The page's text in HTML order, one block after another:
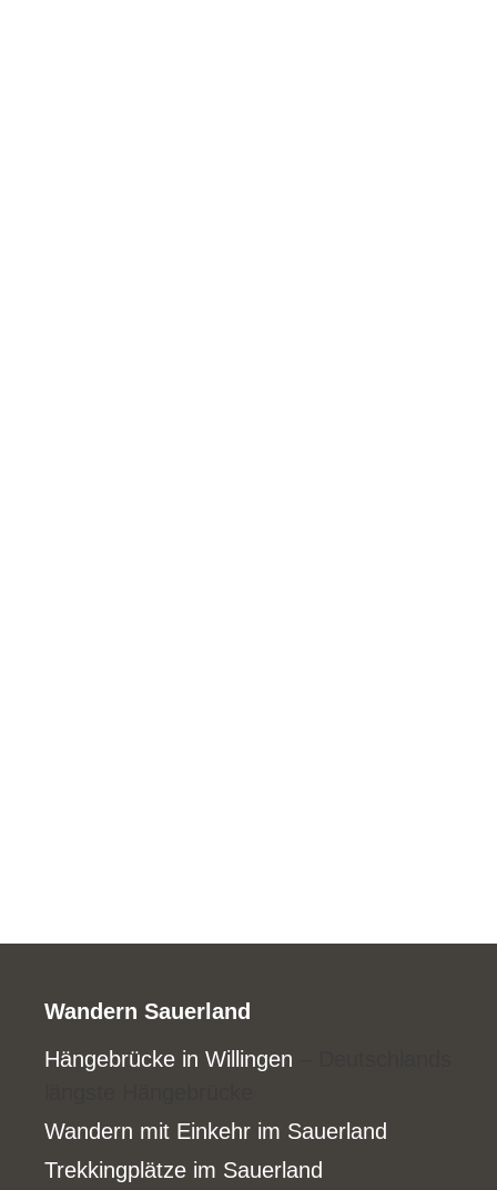
Wandern Sauerland
Hängebrücke in Willingen
Wandern mit Einkehr im Sauerland
Trekkingplätze im Sauerland